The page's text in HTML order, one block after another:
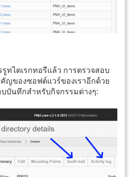
ทไดเรกทอรีแล้ว การตรวจสอบ
ญของซอฟต์แวร์ของเราอีกด้วย
บันทึกสำหรับกิจกรรมต่างๆ: